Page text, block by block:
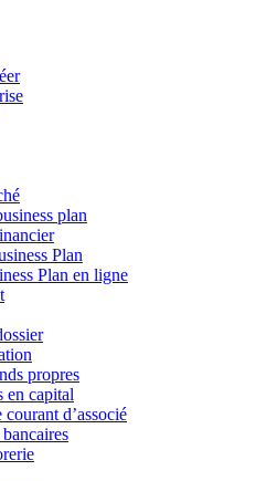
plan
Plan
Plan en ligne
propres
en capital
courant d’associé